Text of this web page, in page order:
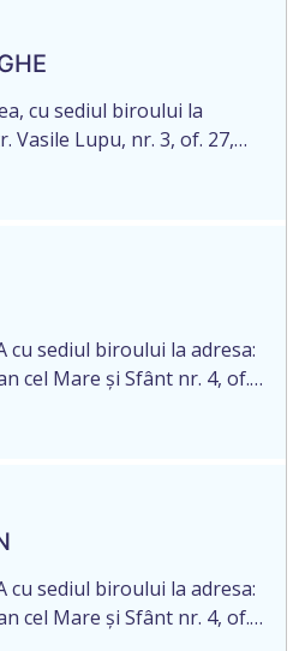
cet. DOGANIC ILIA,
certificatului de
în prealabil pentru […]
cu sediul biroului la
Vasile Lupu, nr. 3, of. 27,
GHEORGHE,
Eliberarea certificatului de
de opțiune pentru
cu sediul biroului la adresa:
cel Mare și Sfânt nr. 4, of.
cet. DODI EUGENIU,
ă la data de 12.01.2026
două mii douăzeci și
de moștenitor este
cu sediul biroului la adresa:
cel Mare și Sfânt nr. 4, of.